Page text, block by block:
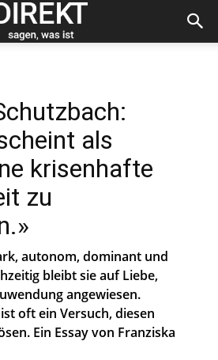
als
krisenhafte
zu
autonom, dominant und
bleibt sie auf Liebe,
angewiesen.
oft ein Versuch, diesen
Ein Essay von Franziska